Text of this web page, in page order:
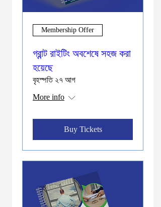
Membership Offer
গ্রান্ট রাইটিং অবশেষে সহজ করা
হয়েছে
বৃহস্পতি ২৭ আগ
More info
Buy Tickets